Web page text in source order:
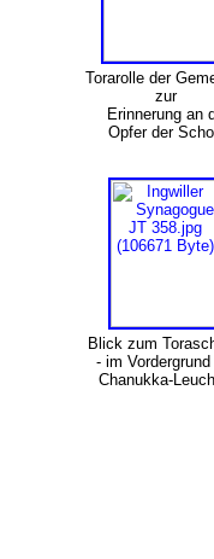
Torarolle der
zur
Erinnerung an
Opfer der
Blick zum
- im Vordergrund
Chanukka-